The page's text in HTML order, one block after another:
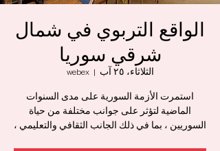
الواقع التربوي في شمال
شرقي سوريا
الثلاثاء، ٢٥ آب
  |
webex
استمرت الأزمة السورية على مدى السنوات
الماضية لتؤثر على جوانب مختلفة من حياة
السوريين ، بما في ذلك الجانب الثقافي والتعليمي ،